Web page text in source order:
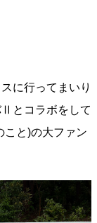
に行ってまいり
Ⅱとコラボをして
と)の大ファン